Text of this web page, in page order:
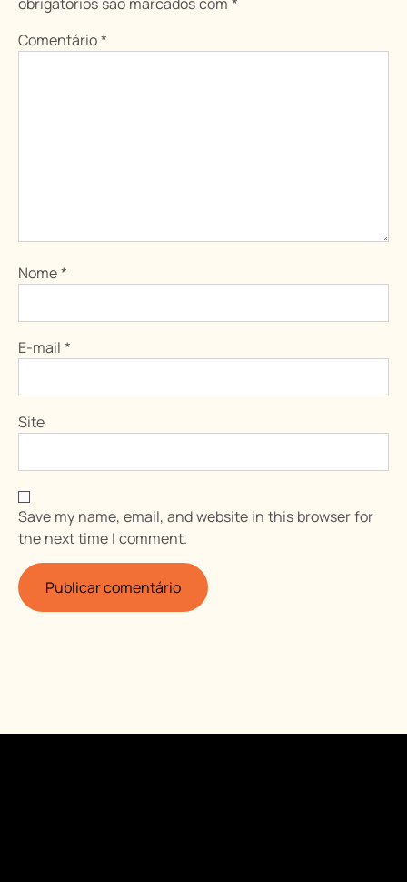
Comentário*
Nome*
E-mail *
Site
Save my name, email, and website in this browser for
the next time I comment.